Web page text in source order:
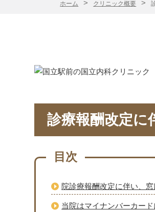
ホーム クリニック概要
診療報酬改定に
目次
院診療報酬改定に伴い、
当院はマイナンバーカー